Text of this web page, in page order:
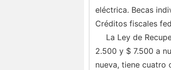
eléctrica. Becas
Créditos fiscales
La Ley de
2.500 y $ 7.500 a
nueva, tiene cuatro